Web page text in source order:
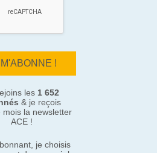
les 1 652
& je reçois
mois la newsletter
ACE !
je choisis